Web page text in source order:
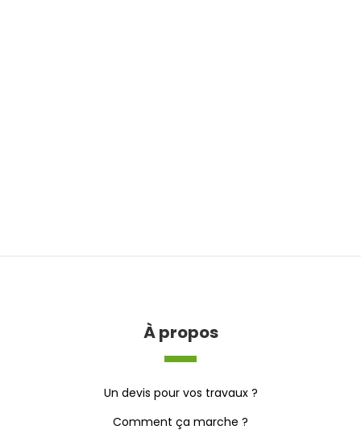
À propos
Un devis pour vos travaux ?
Comment ça marche ?